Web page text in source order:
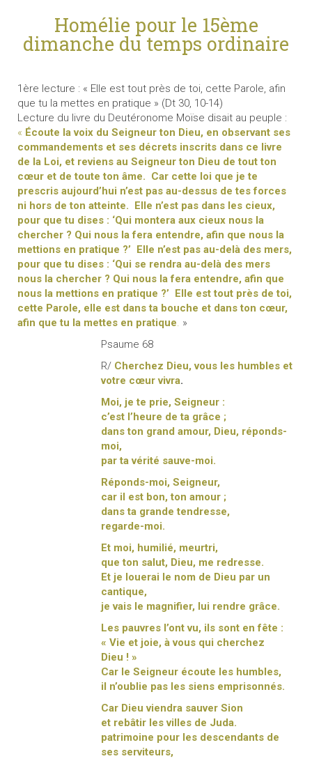
Homélie pour le 15ème
dimanche du temps ordinaire
1ère lecture : « Elle est tout près de toi, cette Parole, afin
que tu la mettes en pratique » (Dt 30, 10-14)
Lecture du livre du Deutéronome Moïse disait au peuple :
« Écoute la voix du Seigneur ton Dieu, en observant ses
commandements et ses décrets inscrits dans ce livre
de la Loi, et reviens au Seigneur ton Dieu de tout ton
cœur et de toute ton âme. Car cette loi que je te
prescris aujourd’hui n’est pas au-dessus de tes forces
ni hors de ton atteinte. Elle n’est pas dans les cieux,
pour que tu dises : ‘Qui montera aux cieux nous la
chercher ? Qui nous la fera entendre, afin que nous la
mettions en pratique ?’ Elle n’est pas au-delà des mers,
pour que tu dises : ‘Qui se rendra au-delà des mers
nous la chercher ? Qui nous la fera entendre, afin que
nous la mettions en pratique ?’ Elle est tout près de toi,
cette Parole, elle est dans ta bouche et dans ton cœur,
afin que tu la mettes en pratique. »
Psaume 68
R/ Cherchez Dieu, vous les humbles et
votre cœur vivra.
Moi, je te prie, Seigneur :
c’est l’heure de ta grâce ;
dans ton grand amour, Dieu, réponds-
moi,
par ta vérité sauve-moi.
Réponds-moi, Seigneur,
car il est bon, ton amour ;
dans ta grande tendresse,
regarde-moi.
Et moi, humilié, meurtri,
que ton salut, Dieu, me redresse.
Et je louerai le nom de Dieu par un
cantique,
je vais le magnifier, lui rendre grâce.
Les pauvres l’ont vu, ils sont en fête :
« Vie et joie, à vous qui cherchez
Dieu ! »
Car le Seigneur écoute les humbles,
il n’oublie pas les siens emprisonnés.
Car Dieu viendra sauver Sion
et rebâtir les villes de Juda.
patrimoine pour les descendants de
ses serviteurs,